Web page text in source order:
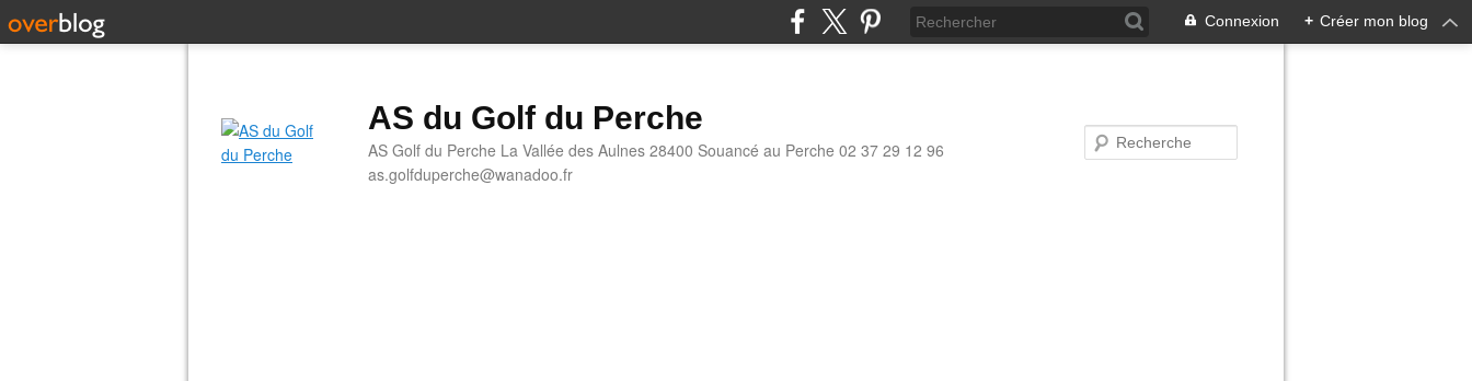
Connexion + Créer mon blog
AS du Golf du Perche
AS Golf du Perche La Vallée des Aulnes 28400 Souancé au Perche 02 37 29 12 96
as.golfduperche@wanadoo.fr